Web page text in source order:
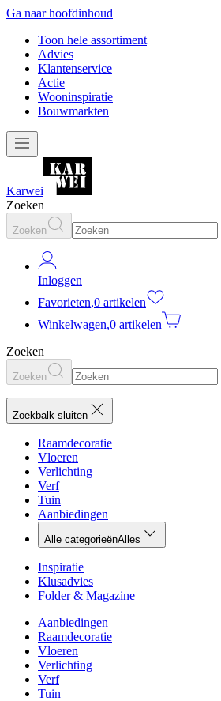
Ga naar hoofdinhoud
Toon hele assortiment
Advies
Klantenservice
Actie
Wooninspiratie
Bouwmarkten
Karwei
Zoeken
Zoeken
Inloggen
Favorieten,0 artikelen
Winkelwagen,0 artikelen
Zoeken
Zoeken
Zoekbalk sluiten
Raamdecoratie
Vloeren
Verlichting
Verf
Tuin
Aanbiedingen
Alle categorieënAlles
Inspiratie
Klusadvies
Folder & Magazine
Aanbiedingen
Raamdecoratie
Vloeren
Verlichting
Verf
Tuin